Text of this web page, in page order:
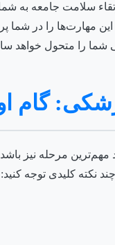
سلامت جامعه به
این مهارت‌ها را در
شما را متحول خواهد
مرحله نیز
نکته کلیدی توجه کنید: